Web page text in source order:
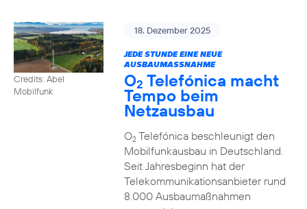
Credits: Abel
Mobilfunk
18. Dezember 2025
JEDE STUNDE EINE NEUE
AUSBAUMASSNAHME
O2 Telefónica macht
Tempo beim
Netzausbau
O2Telefónica beschleunigt den
Mobilfunkausbau in Deutschland.
Seit Jahresbeginn hat der
Telekommunikationsanbieter rund
8.000 Ausbaumaßnahmen